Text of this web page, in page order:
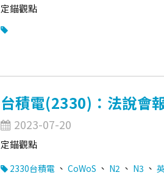
定錨觀點
台積電(2330)：法說會
2023-07-20
定錨觀點
2330台積電 、 CoWoS 、 N2 、 N3 、